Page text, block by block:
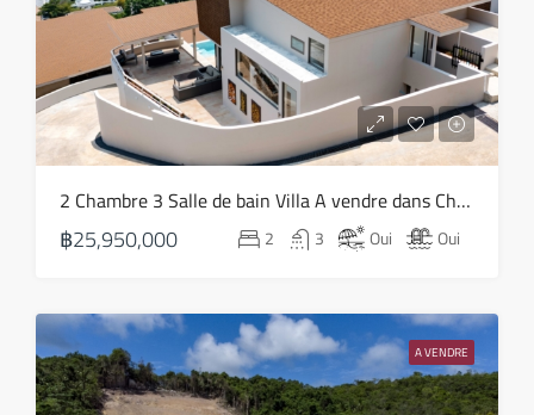
ven
21
Août
sam
Août
dim
23
Août
2 Chambre 3 Salle de bain Villa A vendre dans Choeng Mon – HS0819
฿25,950,000 2 3 Oui Oui
A VENDRE